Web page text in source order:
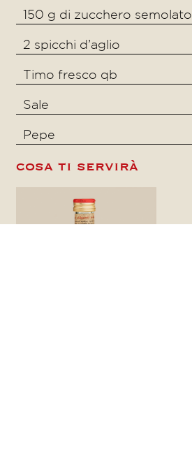
150 g di zucchero semolato
2 spicchi d’aglio
Timo fresco qb
Sale
Pepe
cosa ti servirà